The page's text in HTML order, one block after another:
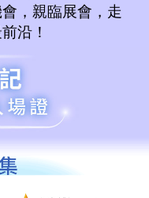
，親臨展會，走
沿！